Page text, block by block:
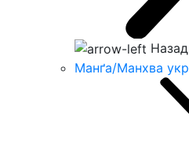
Назад
Манґа/Манхва